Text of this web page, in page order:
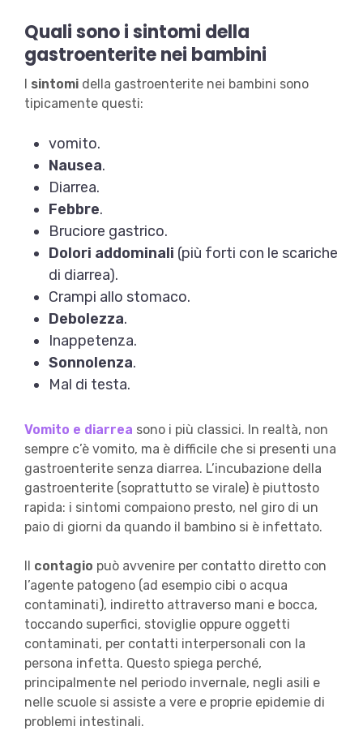
Quali sono i sintomi della
gastroenterite nei bambini
sintomidella gastroenterite nei bambini sono
tipicamente questi:
vomito.
Nausea.
Diarrea.
Febbre.
Bruciore gastrico.
Dolori addominali (più forti con le scariche
di diarrea).
Crampi allo stomaco.
Debolezza.
Inappetenza.
Sonnolenza.
Mal di testa.
Vomito e diarrea sono i più classici. In realtà, non
sempre c’è vomito, ma è difficile che si presenti una
gastroenterite senza diarrea. L’incubazione della
gastroenterite (soprattutto se virale) è piuttosto
rapida: i sintomi compaiono presto, nel giro di un
paio di giorni da quando il bambino si è infettato.
contagio può avvenire per contatto diretto con
l’agente patogeno (ad esempio cibi o acqua
contaminati), indiretto attraverso mani e bocca,
toccando superfici, stoviglie oppure oggetti
contaminati, per contatti interpersonali con la
persona infetta. Questo spiega perché,
principalmente nel periodo invernale, negli asili e
nelle scuole si assiste a vere e proprie epidemie di
problemi intestinali.